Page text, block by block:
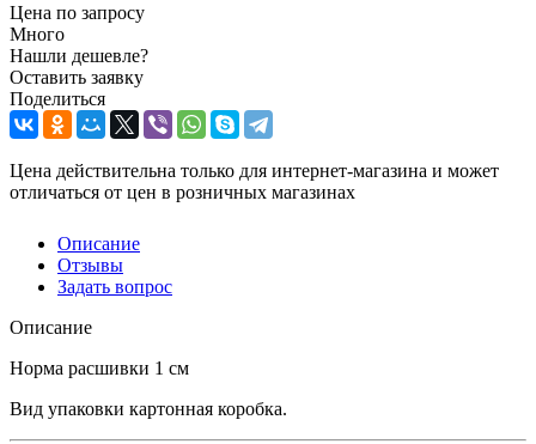
Цена по запросу
Много
Нашли дешевле?
Оставить заявку
Поделиться
Цена действительна только для интернет-магазина и может
отличаться от цен в розничных магазинах
Описание
Отзывы
Задать вопрос
Описание
Норма расшивки 1 см
Вид упаковки картонная коробка.